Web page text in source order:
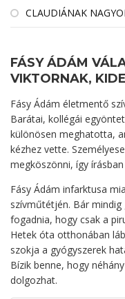
CLAUDIÁNAK
FÁSY ÁDÁM
VIKTORNAK,
Fásy Ádám életmentő
Barátai, kollégái
különösen meghatotta,
kézhez vette.
megköszönni, így
Fásy Ádám infarktusa
szívműtétjén. Bár
fogadnia, hogy csak a
Hetek óta otthonában
szokja a gyógyszerek
Bízik benne, hogy
dolgozhat.